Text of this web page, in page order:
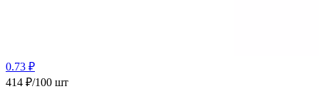
0.73 ₽
414 ₽/100 шт